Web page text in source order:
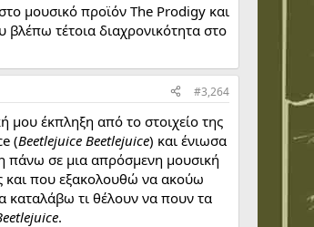
μουσικό προϊόν The Prodigy και
τέτοια διαχρονικότητα στο
#3,264
έκπληξη από το στοιχείο της
(Beetlejuice Beetlejuice) και ένιωσα
πάνω σε μια απρόσμενη μουσική
και που εξακολουθώ να ακούω
καταλάβω τι θέλουν να πουν τα
.